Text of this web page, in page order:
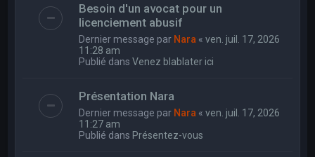
Besoin d'un avocat pour un
licenciement abusif
Dernier message par Nara «ven. juil. 17, 2026
11:28 am
Publié dansVenez blablater ici
Présentation Nara
Dernier message par Nara «ven. juil. 17, 2026
11:27 am
Publié dans Présentez-vous